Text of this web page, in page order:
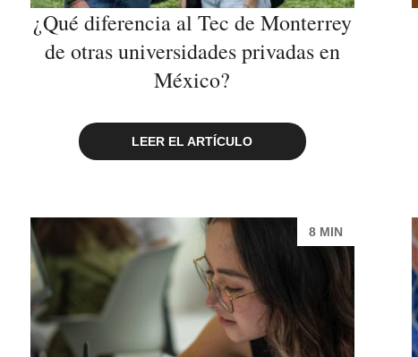
¿Qué diferencia al Tec de Monterrey
de otras universidades privadas en
México?
LEER EL ARTÍCULO
8 MIN